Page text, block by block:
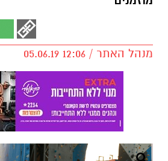
מנהל האתר / 12:06 05.06.19